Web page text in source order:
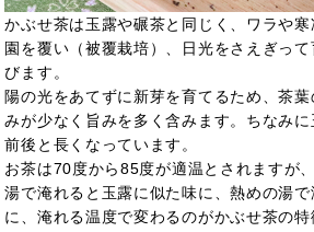
かぶせ茶は玉露や碾茶と同じく、ワラや
園を覆い（被覆栽培）、日光をさえぎっ
びます。
陽の光をあてずに新芽を育てるため、茶
みが少なく旨みを多く含みます。ちなみ
前後と長くなっています。
お茶は70度から85度が適温とされますが
湯で淹れると玉露に似た味に、熱めの湯で
に、淹れる温度で変わるのがかぶせ茶の特